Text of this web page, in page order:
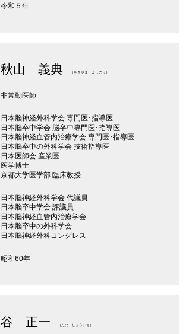
令和５年
秋山 義典 （あきやま よしのり）
非常勤医師
日本脳神経外科学会 専門医･指導医
日本脳卒中学会 脳卒中専門医･指導医
日本脳神経血管内治療学会 専門医･指導医
日本脳卒中の外科学会 技術指導医
日本医師会 産業医
医学博士
京都大学医学部 臨床教授
日本脳神経外科学会 代議員
日本脳卒中学会 評議員
日本脳神経血管内治療学会
日本脳卒中の外科学会
日本脳神経外科コングレス
昭和60年
谷 正一 （たに しょういち）